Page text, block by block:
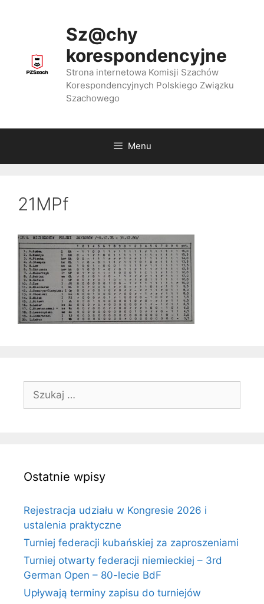
Sz@chy
korespondencyjne
Strona internetowa Komisji Szachów
Korespondencyjnych Polskiego Związku
Szachowego
Menu
21MPf
Szukaj:
Ostatnie wpisy
Rejestracja udziału w Kongresie 2026 i
ustalenia praktyczne
Turniej federacji kubańskiej za zaproszeniami
Turniej otwarty federacji niemieckiej – 3rd
German Open – 80-lecie BdF
Upływają terminy zapisu do turniejów